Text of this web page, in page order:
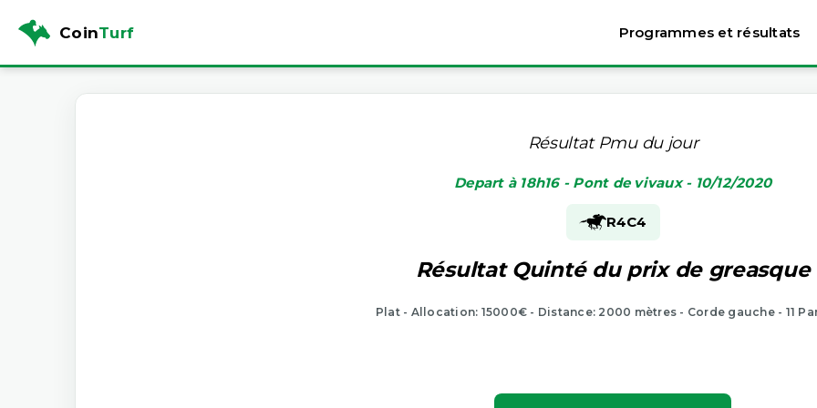
CoinTurf Programmes et résultats
Résultat Pmu du jour
Depart à 18h16 - Pont de vivaux - 10/12/2020
R4C4
Résultat Quinté du prix de greasque
Plat - Allocation: 15000€ - Distance: 2000 mètres - Corde gauche - 11